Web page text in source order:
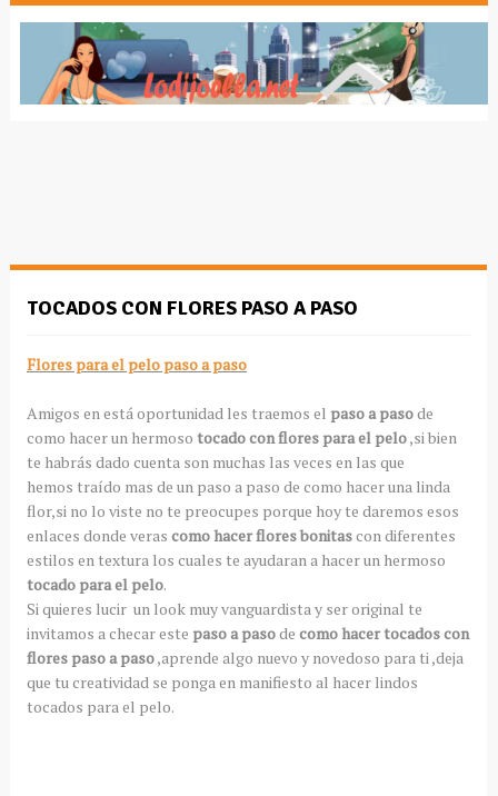
TOCADOS CON FLORES PASO A PASO
Flores para el pelo paso a paso
Amigos en está oportunidad les traemos el paso a pasode
como hacer un hermoso tocado con flores para el pelo,si bien
te habrás dado cuenta son muchas las veces en las que
hemos traído mas de un paso a paso de como hacer una linda
flor,si no lo viste no te preocupes porque hoy te daremos esos
enlaces donde veras como hacer flores bonitascon diferentes
estilos en textura los cuales te ayudaran a hacer un hermoso
tocado para el pelo.
Si quieres lucir un look muy vanguardista y ser original te
invitamos a checar este paso a pasode como hacer tocados con
flores paso a paso,aprende algo nuevo y novedoso para ti ,deja
que tu creatividad se ponga en manifiesto al hacer lindos
tocados para el pelo.